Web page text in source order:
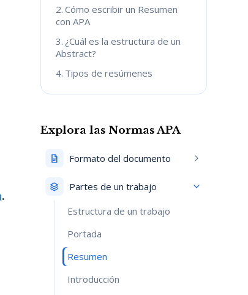
.
Cómo escribir un Resumen
con APA
¿Cuál es la estructura de un
Abstract?
Tipos de resúmenes
Explora las Normas APA
Formato del documento
Partes de un trabajo
Estructura de un trabajo
Portada
Resumen
Introducción